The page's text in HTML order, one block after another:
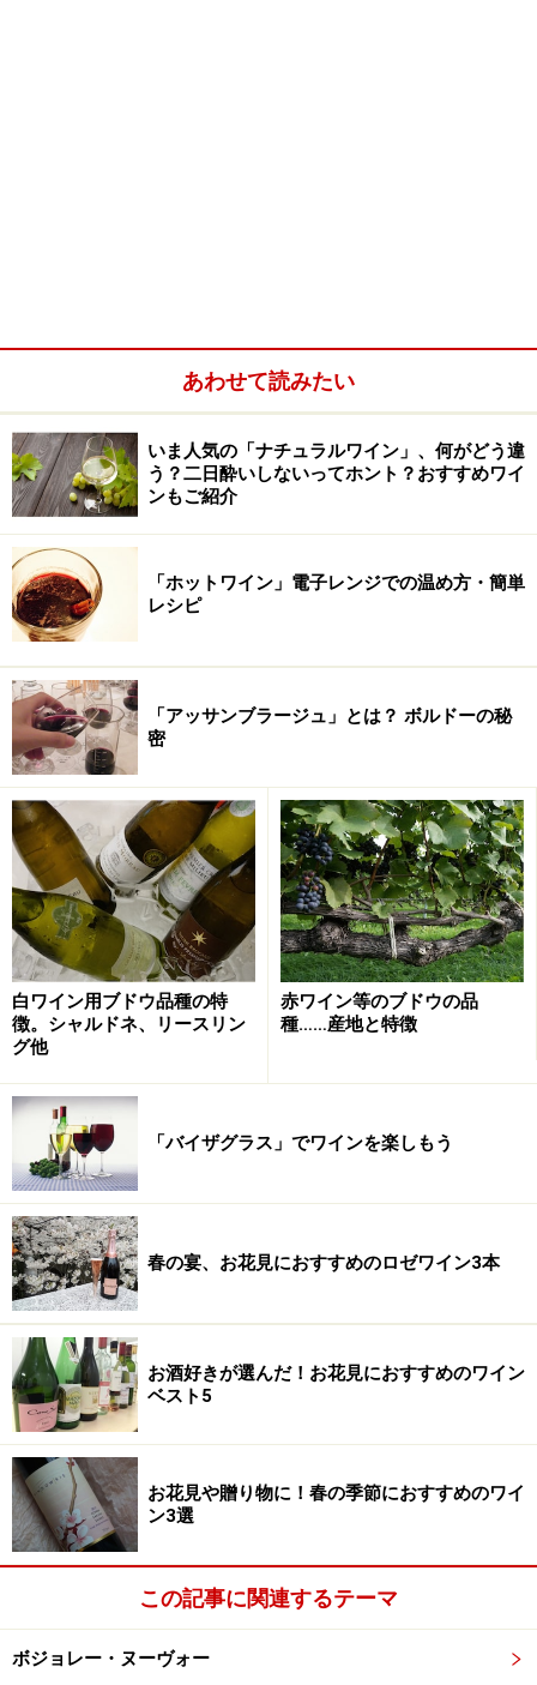
あわせて読みたい
いま人気の「ナチュラルワイン」、何がどう違
う？二日酔いしないってホント？おすすめワイ
ンもご紹介
「ホットワイン」電子レンジでの温め方・簡単
レシピ
「アッサンブラージュ」とは？ ボルドーの秘
密
白ワイン用ブドウ品種の特
徴。シャルドネ、リースリン
グ他
赤ワイン等のブドウの品
種……産地と特徴
「バイザグラス」でワインを楽しもう
春の宴、お花見におすすめのロゼワイン3本
お酒好きが選んだ！お花見におすすめのワイン
ベスト5
お花見や贈り物に！春の季節におすすめのワイ
ン3選
この記事に関連するテーマ
ボジョレー・ヌーヴォー